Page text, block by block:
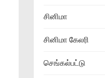
சினிமா
சினிமா கேலரி
செங்கல்பட்டு